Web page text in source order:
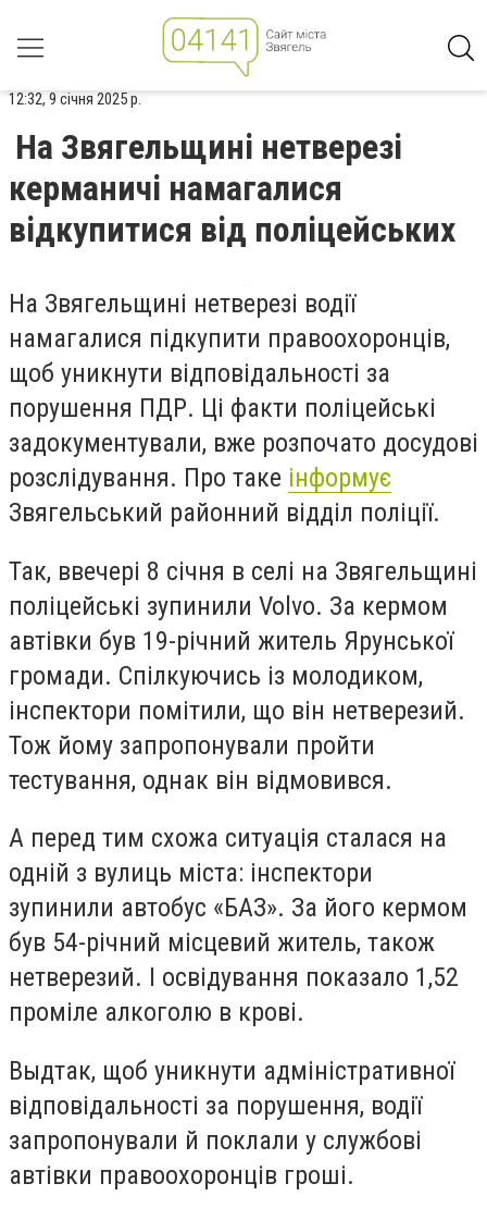
12:32, 9 січня 2025 р.
На Звягельщині нетверезі
керманичі намагалися
відкупитися від поліцейських
На Звягельщині нетверезі водії
намагалися підкупити правоохоронців,
щоб уникнути відповідальності за
порушення ПДР. Ці факти поліцейські
задокументували, вже розпочато досудові
розслідування. Про таке інформує
Звягельський районний відділ поліції.
Так, ввечері 8 січня в селі на Звягельщині
поліцейські зупинили Volvo. За кермом
автівки був 19-річний житель Ярунської
громади. Спілкуючись із молодиком,
інспектори помітили, що він нетверезий.
Тож йому запропонували пройти
тестування, однак він відмовився.
А перед тим схожа ситуація сталася на
одній з вулиць міста: інспектори
зупинили автобус «БАЗ». За його кермом
був 54-річний місцевий житель, також
нетверезий. І освідування показало 1,52
проміле алкоголю в крові.
Выдтак, щоб уникнути адміністративної
відповідальності за порушення, водії
запропонували й поклали у службові
автівки правоохоронців гроші.